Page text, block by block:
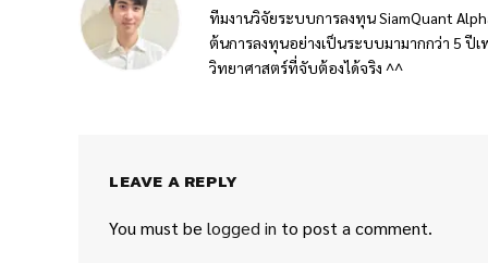
ทีมงานวิจัยระบบการลงทุน SiamQuant
ต้นการลงทุนอย่างเป็นระบบมามากกว่า 5 ปีเ
วิทยาศาสตร์ที่จับต้องได้จริง ^^
LEAVE A REPLY
You must be logged in to post a comment.